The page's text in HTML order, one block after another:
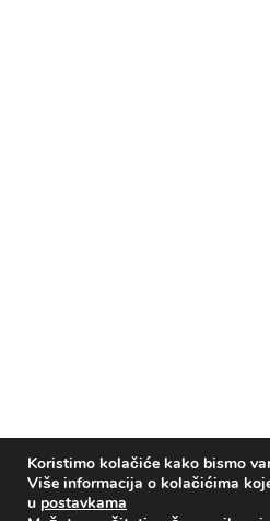
Koristimo kolačiće kako bismo
Više informacija o kolačićima
u postavkama